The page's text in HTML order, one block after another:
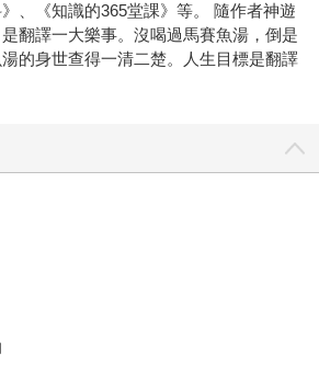
、《知識的365堂課》等。 隨作者神遊
翻譯一大樂事。沒喝過馬賽魚湯，倒是
的身世查得一清二楚。人生目標是翻譯